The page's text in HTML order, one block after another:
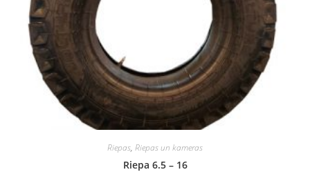
Riepas, Riepas un kameras
Riepa 6.5 – 16